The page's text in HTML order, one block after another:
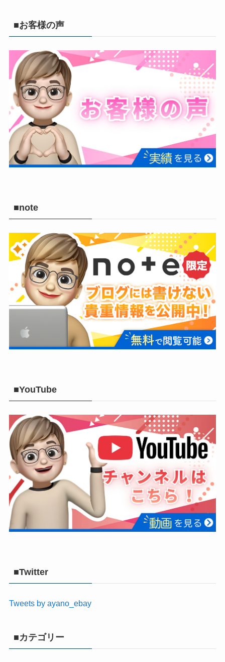
■お客様の声
■note
■YouTube
■Twitter
Tweets by ayano_ebay
■カテゴリー